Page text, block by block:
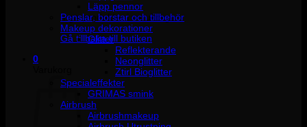
Inga produkter i varukorgen.
Gå tillbaka till butiken
0
Läpp pennor
Penslar, borstar och tillbehör
Makeup dekorationer
Glitter
Reflekterande
Neonglitter
Ztirl Bioglitter
Specialeffekter
GRIMAS smink
Airbrush
Airbrushmakeup